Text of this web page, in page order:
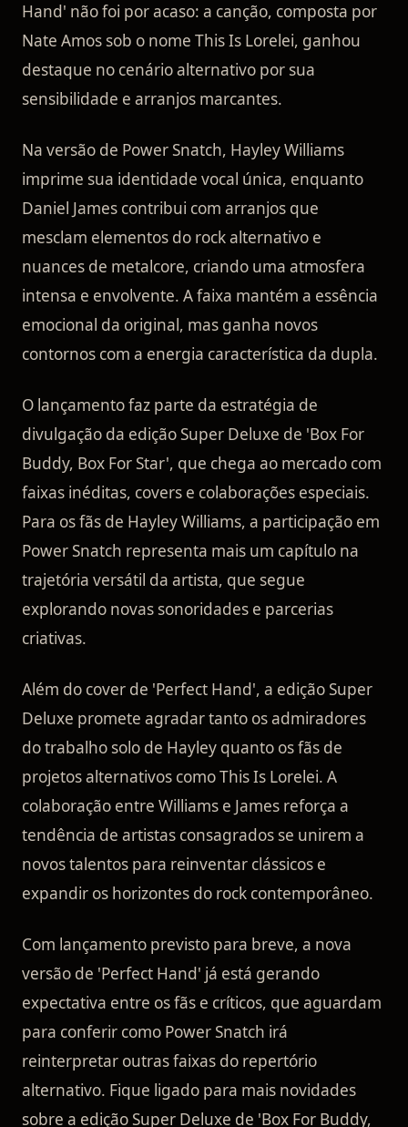
Hand' não foi por acaso: a canção, composta por
Nate Amos sob o nome This Is Lorelei, ganhou
destaque no cenário alternativo por sua
sensibilidade e arranjos marcantes.
Na versão de Power Snatch, Hayley Williams
imprime sua identidade vocal única, enquanto
Daniel James contribui com arranjos que
mesclam elementos do rock alternativo e
nuances de metalcore, criando uma atmosfera
intensa e envolvente. A faixa mantém a essência
emocional da original, mas ganha novos
contornos com a energia característica da dupla.
O lançamento faz parte da estratégia de
divulgação da edição Super Deluxe de 'Box For
Buddy, Box For Star', que chega ao mercado com
faixas inéditas, covers e colaborações especiais.
Para os fãs de Hayley Williams, a participação em
Power Snatch representa mais um capítulo na
trajetória versátil da artista, que segue
explorando novas sonoridades e parcerias
criativas.
Além do cover de 'Perfect Hand', a edição Super
Deluxe promete agradar tanto os admiradores
do trabalho solo de Hayley quanto os fãs de
projetos alternativos como This Is Lorelei. A
colaboração entre Williams e James reforça a
tendência de artistas consagrados se unirem a
novos talentos para reinventar clássicos e
expandir os horizontes do rock contemporâneo.
Com lançamento previsto para breve, a nova
versão de 'Perfect Hand' já está gerando
expectativa entre os fãs e críticos, que aguardam
para conferir como Power Snatch irá
reinterpretar outras faixas do repertório
alternativo. Fique ligado para mais novidades
sobre a edição Super Deluxe de 'Box For Buddy,